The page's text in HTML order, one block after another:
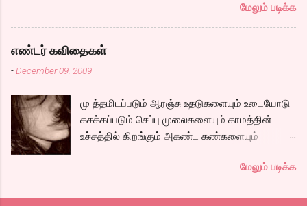
பதிவர் சந்திப்புக்கு ஏற்பாடு செய்திருந்தது.
இவர்கள் வருடா வருடம் நடத்துவதுதான். இம்முறை
நிறைய தமிழ் வலைப்பூக்கள் நடத்துபவர்களும்
கலந்து கொண்டோம்.
மேலும் படிக்க
எண்டர் கவிதைகள்
-December 09, 2009
மு த்தமிடப்படும் ஆரஞ்சு உதடுகளையும் உடையோடு
கசக்கப்படும் செப்பு முலைகளையும் காமத்தின்
உச்சத்தில் கிறங்கும் அகண்ட கண்களையும்
நீண்ட பயணமாய் வருடிச் செல்லும் பாம்புத்
அணைப்பையும் வேறொருவன் ஆளப்போவதை
மேலும் படிக்க